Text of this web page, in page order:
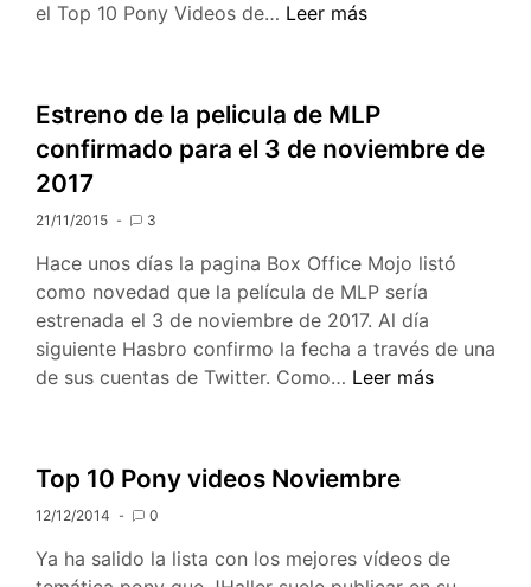
el Top 10 Pony Videos de… Top
Noviembre
Leer más
Estreno de la pelicula de MLP
confirmado para el 3 de noviembre de
2017
21/11/2015 3
Hace unos días la pagina Box Office Mojo listó
como novedad que la película de MLP sería
estrenada el 3 de noviembre de 2017. Al día
siguiente Hasbro confirmo la fecha a través de una
de sus cuentas de Twitter. Como… Estreno
de
confirmado
para
Leer más
Top 10 Pony videos Noviembre
12/12/2014 0
Ya ha salido la lista con los mejores vídeos de